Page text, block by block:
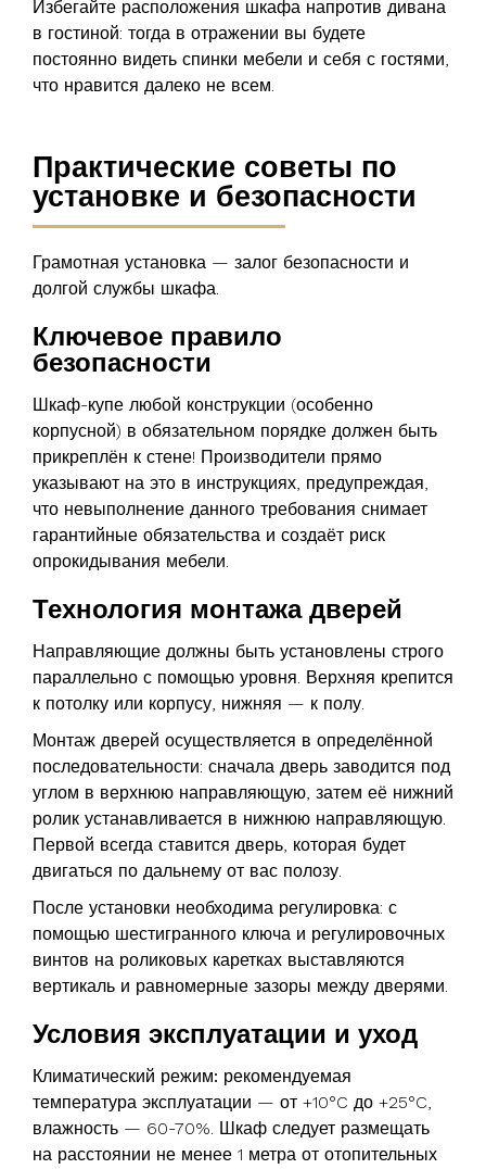
Избегайте расположения шкафа напротив дивана
в гостиной: тогда в отражении вы будете
постоянно видеть спинки мебели и себя с гостями,
что нравится далеко не всем.
Практические советы по
установке и безопасности
Грамотная установка — залог безопасности и
долгой службы шкафа.
Ключевое правило
безопасности
Шкаф-купе любой конструкции (особенно
корпусной) в обязательном порядке должен быть
прикреплён к стене! Производители прямо
указывают на это в инструкциях, предупреждая,
что невыполнение данного требования снимает
гарантийные обязательства и создаёт риск
опрокидывания мебели.
Технология монтажа дверей
Направляющие должны быть установлены строго
параллельно с помощью уровня. Верхняя крепится
к потолку или корпусу, нижняя — к полу.
Монтаж дверей осуществляется в определённой
последовательности: сначала дверь заводится под
углом в верхнюю направляющую, затем её нижний
ролик устанавливается в нижнюю направляющую.
Первой всегда ставится дверь, которая будет
двигаться по дальнему от вас полозу.
После установки необходима регулировка: с
помощью шестигранного ключа и регулировочных
винтов на роликовых каретках выставляются
вертикаль и равномерные зазоры между дверями.
Условия эксплуатации и уход
Климатический режим: рекомендуемая
температура эксплуатации — от +10°C до +25°C,
влажность — 60-70%. Шкаф следует размещать
на расстоянии не менее 1 метра от отопительных